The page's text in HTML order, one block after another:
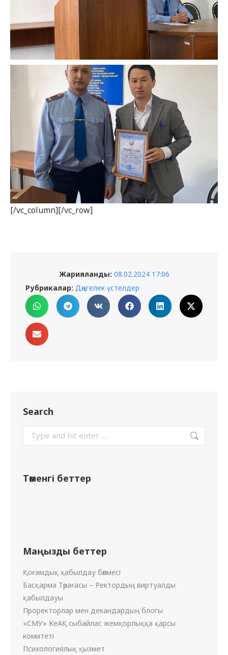
[/vc_column][/vc_row]
Жарияланды: 08.02.2024 17:06
Рубрикалар: Дөңгелек үстелдер
Search
Төменгі беттер
Маңызды беттер
Қоғамдық қабылдау бөлмесі
Басқарма Төрағасы – Ректордың виртуалды
қабылдауы
Проректорлар мен декандардың блогы
«СМУ» КеАҚ сыбайлас жемқорлыққа қарсы
комитеті
Психологиялық қызмет